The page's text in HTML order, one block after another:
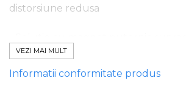
distorsiune redusa
- Tweeter cu dome din matase
VEZI MAI MULT
Informatii conformitate produs